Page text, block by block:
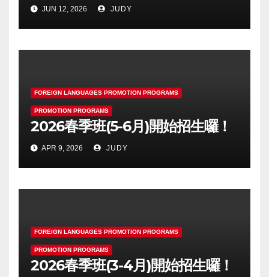
JUN 12, 2026 JUDY
FOREIGN LANGUAGES PROMOTION PROGRAMS
PROMOTION PROGRAMS
2026春季班(5-6月)開始招生囉！
APR 9, 2026 JUDY
FOREIGN LANGUAGES PROMOTION PROGRAMS
PROMOTION PROGRAMS
2026春季班(3-4月)開始招生囉！